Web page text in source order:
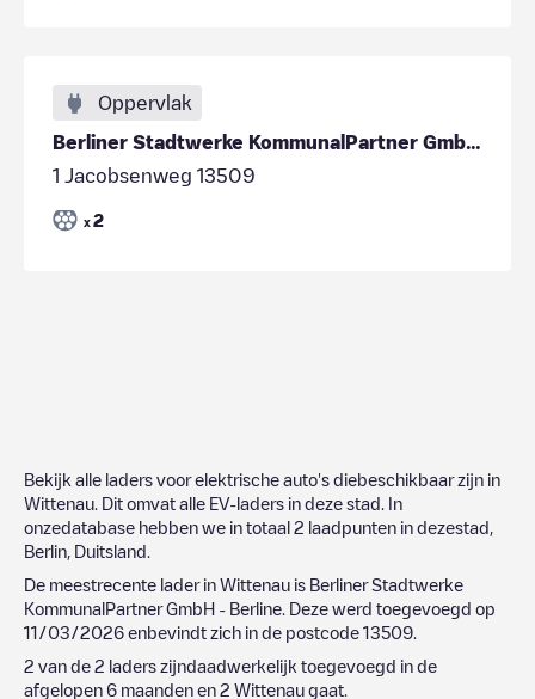
Oppervlak
Berliner Stadtwerke KommunalPartner GmbH - Berline
1 Jacobsenweg 13509
x 2
Bekijk alle laders voor elektrische auto's diebeschikbaar zijn in
Wittenau . Dit omvat alle EV-laders in deze stad. In
onzedatabase hebben we in totaal 2 laadpunten in dezestad,
Berlin Duitsland
De meestrecente lader in Wittenau is Berliner Stadtwerke
KommunalPartner GmbH - Berline . Deze werd toegevoegd op
11/03/2026 enbevindt zich in de postcode 13509
2 van de 2 laders zijndaadwerkelijk toegevoegd in de
afgelopen 6 maanden en 2 Wittenau gaat.